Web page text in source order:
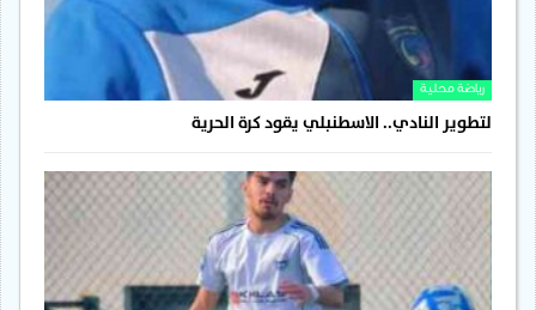
رياضة محلية
لتطوير النادي.. الاسطنبلي يقود كرة الحرية